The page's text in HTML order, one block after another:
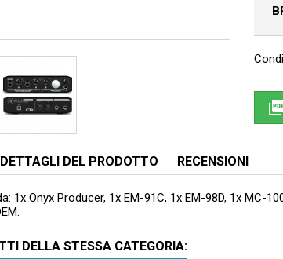
DETTAGLI DEL PRODOTTO RECENSIONI
1x Onyx Producer, 1x EM-91C, 1x EM-98D, 1x MC-
DELLA STESSA CATEGORIA: